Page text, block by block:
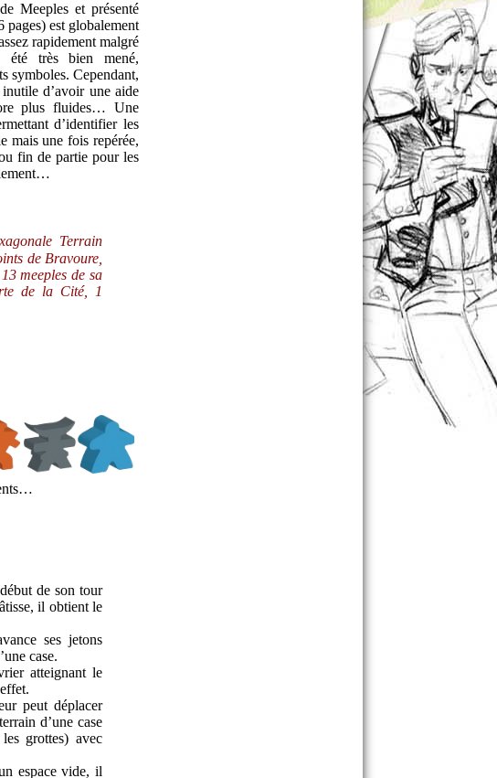
Meeples et présenté
est globalement
rapidement malgré
été très bien mené,
symboles. Cependant,
d’avoir une aide
plus fluides… Une
d’identifier les
mais une fois repérée,
fin de partie pour les
Terrain
de Bravoure,
meeples de sa
de la Cité, 1
de son tour
il obtient le
ses jetons
case.
atteignant le
peut déplacer
d’une case
grottes) avec
espace vide, il